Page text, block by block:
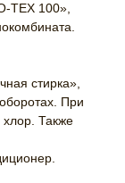
TEX 100»,
стирка»,
При
Также